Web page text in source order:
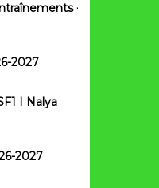
-
2027
I Nalya
2027